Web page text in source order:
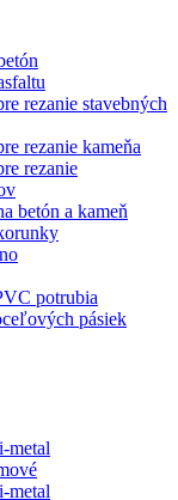
rezanie stavebných
rezanie kameňa
rezanie
betón a kameň
potrubia
pásiek
metal
metal